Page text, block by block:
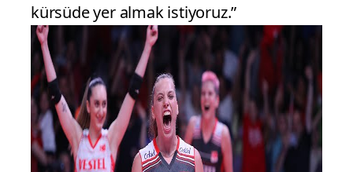
kürsüde yer almak istiyoruz.”